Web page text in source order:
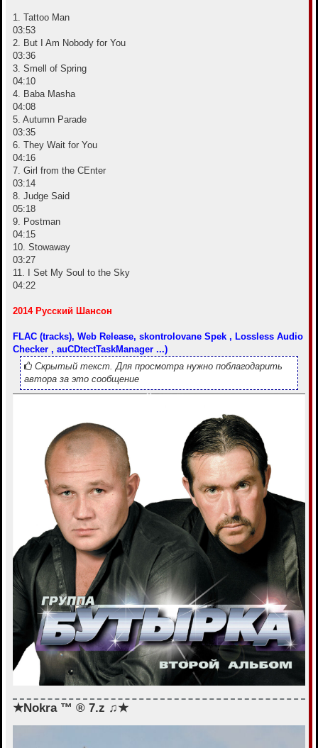
1. Tattoo Man
03:53
2. But I Am Nobody for You
03:36
3. Smell of Spring
04:10
4. Baba Masha
04:08
5. Autumn Parade
03:35
6. They Wait for You
04:16
7. Girl from the CEnter
03:14
8. Judge Said
05:18
9. Postman
04:15
10. Stowaway
03:27
11. I Set My Soul to the Sky
04:22
2014 Русский Шансон
FLAC (tracks), Web Release, skontrolovane Spek , Lossless Audio
Checker , auCDtectTaskManager ...)
Скрытый текст. Для просмотра нужно поблагодарить
автора за это сообщение
★Nokra ™ ® 7.z ♫★